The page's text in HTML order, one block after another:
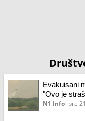
Evakuisani
"Ovo je
kako treba"
N1 Info pre